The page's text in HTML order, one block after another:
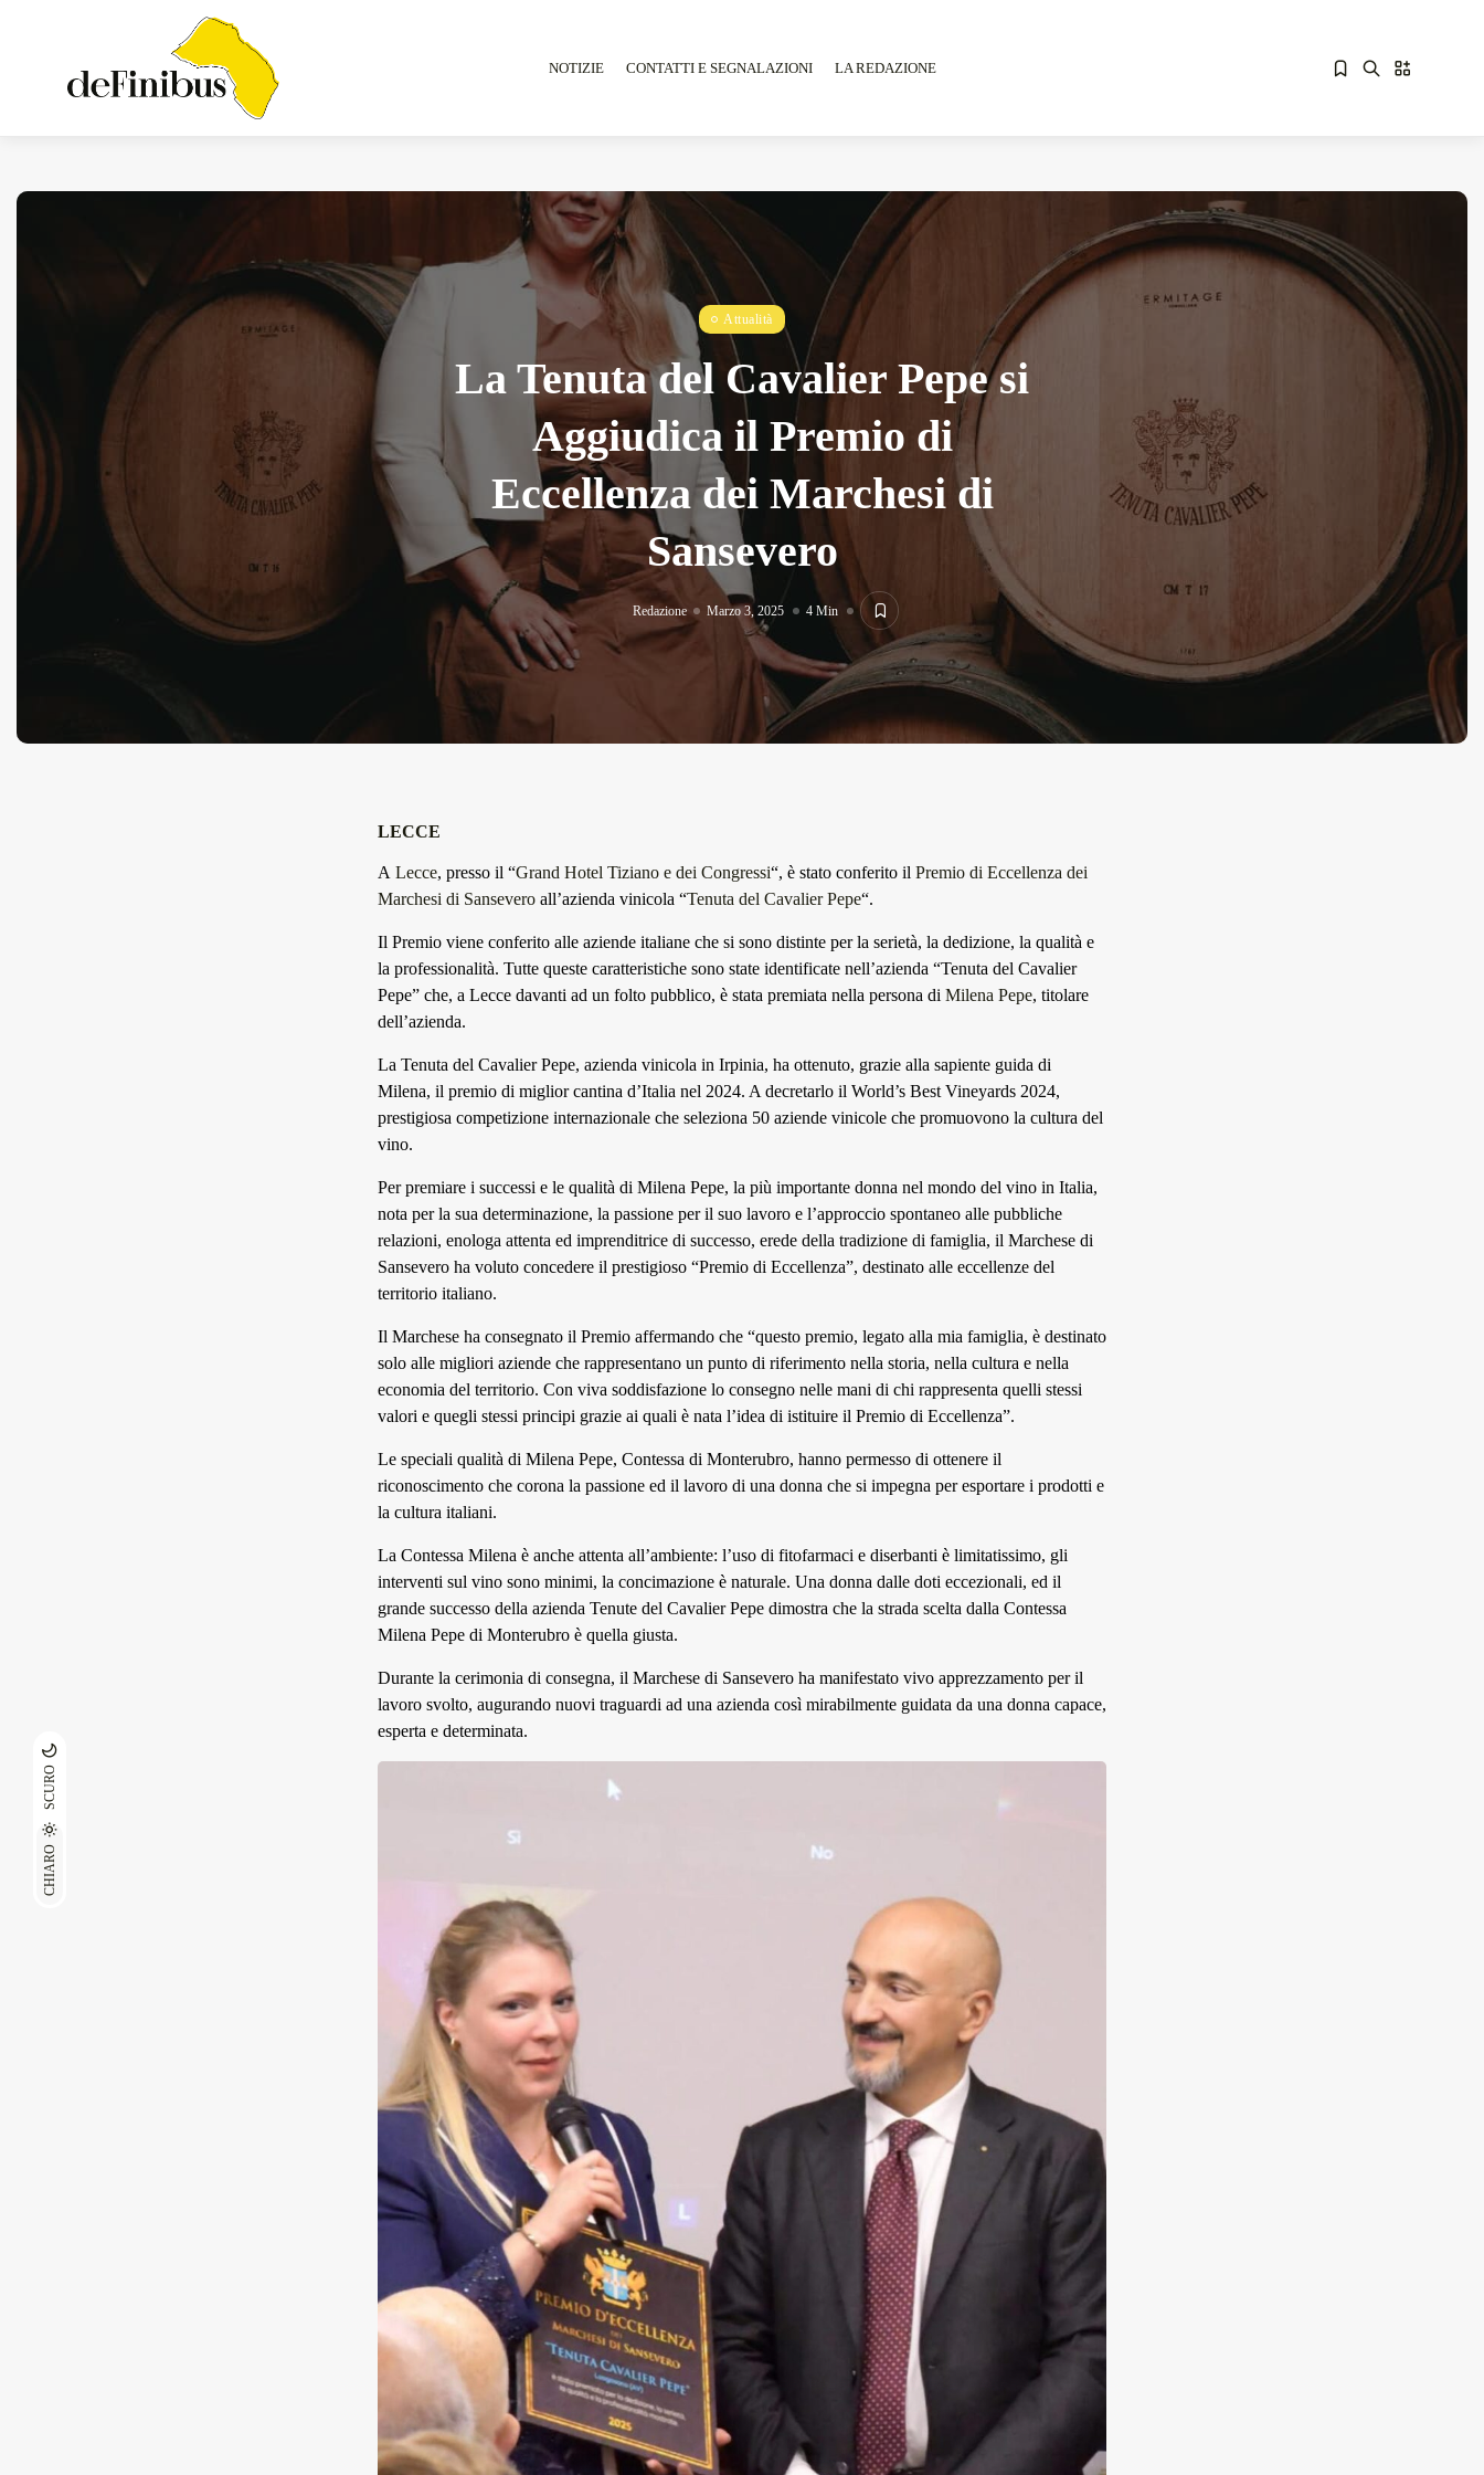
CHIARO
SCURO
NOTIZIE CONTATTI E SEGNALAZIONI LA REDAZIONE
Sorry, you have no bookmarks yet.
Iosonouncane A Lecce:
Concerto Acustico...
Luglio 17, 2026
Tarantarte Al Festival De Fès...
Giugno 4, 2026
Overdrive Fest A Matino: Il...
Maggio 29, 2026
4 Min
Attualità
La Tenuta del Cavalier Pepe si
Aggiudica il Premio di
Eccellenza dei Marchesi di
Sansevero
Redazione Marzo 3, 2025 4 Min
LECCE
A Lecce, presso il “Grand Hotel Tiziano e dei Congressi“, è stato conferito il Premio di Eccellenza dei
Marchesi di Sansevero all’azienda vinicola “Tenuta del Cavalier Pepe“.
Il Premio viene conferito alle aziende italiane che si sono distinte per la serietà, la dedizione, la qualità e
la professionalità. Tutte queste caratteristiche sono state identificate nell’azienda “Tenuta del Cavalier
Pepe” che, a Lecce davanti ad un folto pubblico, è stata premiata nella persona di Milena Pepe, titolare
dell’azienda.
La Tenuta del Cavalier Pepe, azienda vinicola in Irpinia, ha ottenuto, grazie alla sapiente guida di
Milena, il premio di miglior cantina d’Italia nel 2024. A decretarlo il World’s Best Vineyards 2024,
prestigiosa competizione internazionale che seleziona 50 aziende vinicole che promuovono la cultura del
vino.
Per premiare i successi e le qualità di Milena Pepe, la più importante donna nel mondo del vino in Italia,
nota per la sua determinazione, la passione per il suo lavoro e l’approccio spontaneo alle pubbliche
relazioni, enologa attenta ed imprenditrice di successo, erede della tradizione di famiglia, il Marchese di
Sansevero ha voluto concedere il prestigioso “Premio di Eccellenza”, destinato alle eccellenze del
territorio italiano.
Il Marchese ha consegnato il Premio affermando che “questo premio, legato alla mia famiglia, è destinato
solo alle migliori aziende che rappresentano un punto di riferimento nella storia, nella cultura e nella
economia del territorio. Con viva soddisfazione lo consegno nelle mani di chi rappresenta quelli stessi
valori e quegli stessi principi grazie ai quali è nata l’idea di istituire il Premio di Eccellenza”.
Le speciali qualità di Milena Pepe, Contessa di Monterubro, hanno permesso di ottenere il
riconoscimento che corona la passione ed il lavoro di una donna che si impegna per esportare i prodotti e
la cultura italiani.
La Contessa Milena è anche attenta all’ambiente: l’uso di fitofarmaci e diserbanti è limitatissimo, gli
interventi sul vino sono minimi, la concimazione è naturale. Una donna dalle doti eccezionali, ed il
grande successo della azienda Tenute del Cavalier Pepe dimostra che la strada scelta dalla Contessa
Milena Pepe di Monterubro è quella giusta.
Durante la cerimonia di consegna, il Marchese di Sansevero ha manifestato vivo apprezzamento per il
lavoro svolto, augurando nuovi traguardi ad una azienda così mirabilmente guidata da una donna capace,
esperta e determinata.